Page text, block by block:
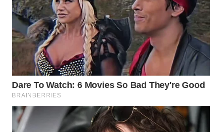
WAHANA
LISTRIK
WAHANA
TRAVEL
WAHANA
TV
WAHANANEWS